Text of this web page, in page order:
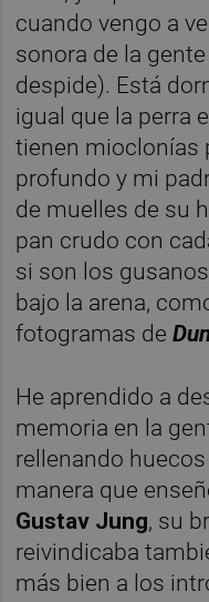
cuando vengo a
sonora de la
despide). Está
igual que la perra
tienen mioclonías
profundo y mi
de muelles de su
pan crudo con
si son los
bajo la arena,
fotogramas de
He aprendido a
memoria en la
rellenando
manera que
Gustav Jung, su
reivindicaba
más bien a los